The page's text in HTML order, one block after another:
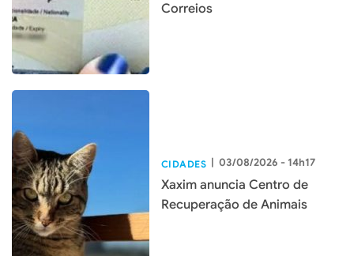
Correios
CIDADES | 03/08/2026 - 14h17
Xaxim anuncia Centro de
Recuperação de Animais